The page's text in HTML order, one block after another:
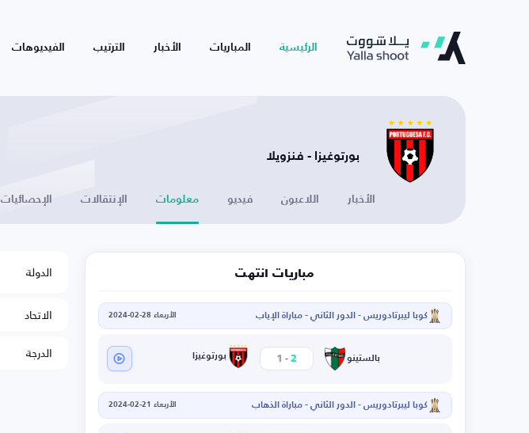
الرئيسية المباريات الأخبار الترتيب الفيديوهات
بورتوغيزا - فنزويلا
الأخبار اللاعبون فيديو معلومات الإنتقالات الإحصائيات
مباريات انتهت
كوبا ليبرتادوريس - الدور الثاني - مباراة الإياب الأربعاء 28-02-2024
بالستينو 2
-
1 بورتوغيزا
كوبا ليبرتادوريس - الدور الثاني - مباراة الذهاب الأربعاء 21-02-2024
الدولة
الاتحاد
الدرجة